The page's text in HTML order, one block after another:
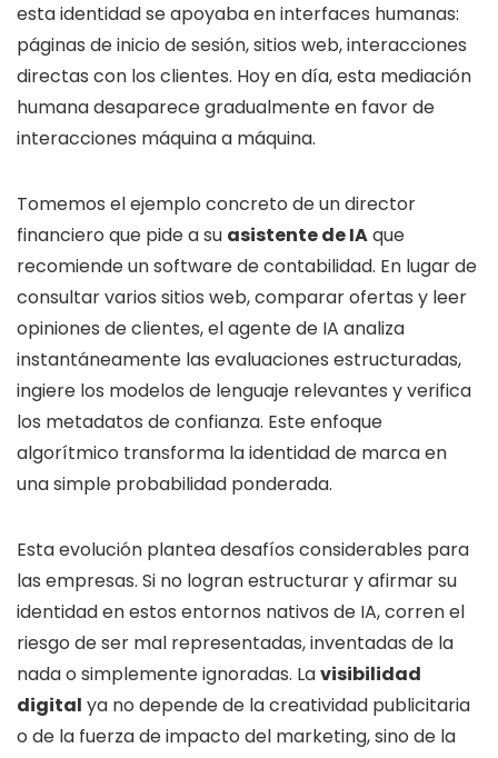
esta identidad se apoyaba en interfaces humanas:
páginas de inicio de sesión, sitios web, interacciones
directas con los clientes. Hoy en día, esta mediación
humana desaparece gradualmente en favor de
interacciones máquina a máquina.
Tomemos el ejemplo concreto de un director
financiero que pide a su asistente de IAque
recomiende un software de contabilidad. En lugar de
consultar varios sitios web, comparar ofertas y leer
opiniones de clientes, el agente de IA analiza
instantáneamente las evaluaciones estructuradas,
ingiere los modelos de lenguaje relevantes y verifica
los metadatos de confianza. Este enfoque
algorítmico transforma la identidad de marca en
una simple probabilidad ponderada.
Esta evolución plantea desafíos considerables para
las empresas. Si no logran estructurar y afirmar su
identidad en estos entornos nativos de IA, corren el
riesgo de ser mal representadas, inventadas de la
nada o simplemente ignoradas. Lavisibilidad
digital ya no depende de la creatividad publicitaria
o de la fuerza de impacto del marketing, sino de la